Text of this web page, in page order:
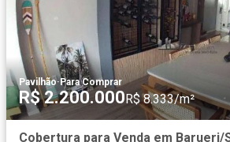
Pavilhão· Para Comprar
R$ 2.200.000R$ 8.333/m²